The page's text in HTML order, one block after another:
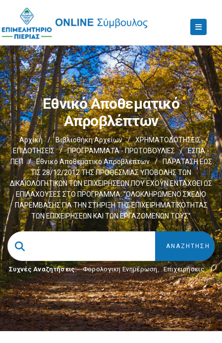
Εθνικό Αποθεματικό
Απροβλέπτων
Αρχική / Βιβλιοθήκη Αρχείων /
ΧΡΗΜΑΤΟΔΟΤΗΣΕΙΣ-
ΕΠΙΔΟΤΗΣΕΙΣ
/ ΠΡΟΓΡΑΜΜΑΤΑ - ΠΡΩΤΟΒΟΥΛΙΕΣ /
ΕΣΠΑ -
ΠΕΠ
/ Εθνικό Αποθεματικό Απροβλέπτων /
ΠΑΡΑΤΑΣΗ ΕΩΣ
ΤΙΣ 28/12/2012 ΤΗΣ ΠΡΟΘΕΣMΙΑΣ ΥΠΟΒΟΛΗΣ ΤΩΝ
ΔΙΚΑΙΟΛΟΓΗΤΙΚΩΝ ΤΩΝ ΕΠΙΧΕΙΡΗΣΕΩΝ ΠΟΥ ΕΧΟΥΝ ΕΝΤΑΧΘΕΙ ΩΣ
ΕΠΙΛΑΧΟΥΣΕΣ ΣΤΟ ΠΡΟΓΡΑMMΑ: “ΟΛΟΚΛΗΡΩMΕΝΟ ΣΧΕΔΙΟ
ΠΑΡΕMΒΑΣΗΣ ΓΙΑ ΤΗΝ ΣΤΗΡΙΞΗ ΤΗΣ ΕΠΙΧΕΙΡΗMΑΤΙΚΟΤΗΤΑΣ
ΤΩΝ ΕΠΙΧΕΙΡΗΣΕΩΝ ΚΑΙ ΤΩΝ ΕΡΓΑΖΟMΕΝΩΝ ΤΟΥΣ”
Συχνές Αναζητήσεις: Φορολογικη Ενημέρωση, Επιχειρήσεις